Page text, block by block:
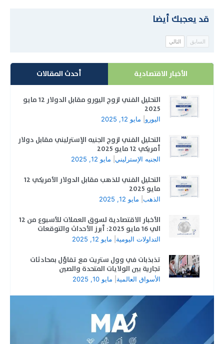
قد يعجبك أيضا
السابق التالي
الأخبار الاقتصادية أحدث المقالات
التحليل الفني لزوج اليورو مقابل الدولار 12 مايو
2025
اليورو مايو 12, 2025
التحليل الفني لزوج الجنيه الإسترليني مقابل دولار
أمريكي 12 مايو 2025
الجنيه الإسترليني مايو 12, 2025
التحليل الفني للذهب مقابل الدولار الأمريكي 12
مايو 2025
الذهب مايو 12, 2025
الأخبار الاقتصادية لسوق العملات للأسبوع من 12
الي 16 مايو 2025: أبرز الأحداث والتوقعات
التداولات اليومية مايو 12, 2025
تذبذبات في وول ستريت مع تفاؤل بمحادثات
تجارية بين الولايات المتحدة والصين
الأسواق العالمية مايو 10, 2025